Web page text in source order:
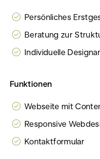
Persönliches
Beratung zur
Individuelle
Funktionen
Webseite mit
Responsive
Kontaktformular